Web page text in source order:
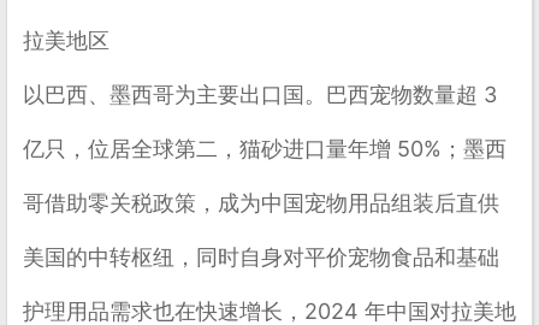
拉美地区
以巴西、墨西哥为主要出口国。巴西宠物数量超 3
亿只，位居全球第二，猫砂进口量年增 50%；墨西
哥借助零关税政策，成为中国宠物用品组装后直供
美国的中转枢纽，同时自身对平价宠物食品和基础
护理用品需求也在快速增长，2024 年中国对拉美地